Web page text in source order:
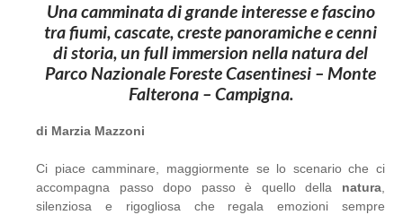
Una camminata di grande interesse e fascino
tra fiumi, cascate, creste panoramiche e cenni
di storia, un full immersion nella natura del
Parco Nazionale Foreste Casentinesi – Monte
Falterona – Campigna.
di Marzia Mazzoni
Ci piace camminare, maggiormente se lo scenario che ci
accompagna passo dopo passo è quello della natura,
silenziosa e rigogliosa che regala emozioni sempre